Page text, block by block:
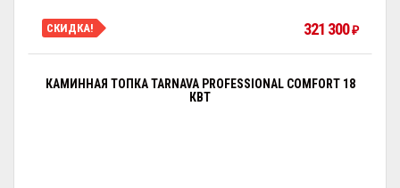
СКИДКА! 321 300₽
КАМИННАЯ ТОПКА TARNAVA PROFESSIONAL COMFORT 18
КВТ